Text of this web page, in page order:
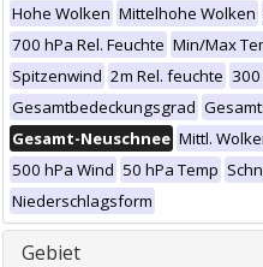
Hohe Wolken Mittelhohe Wolken
700 hPa Rel. Feuchte Min/Max
Spitzenwind 2m Rel. feuchte
Gesamtbedeckungsgrad
Gesamt-Neuschnee Mittl.
500 hPa Wind 50 hPa Temp
Niederschlagsform
Gebiet